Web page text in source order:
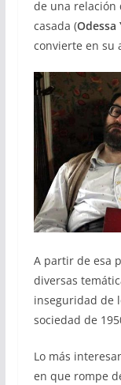
de una relación
casada (Odessa
convierte en su
A partir de esa
diversas
inseguridad de
sociedad de
Lo más
en que rompe